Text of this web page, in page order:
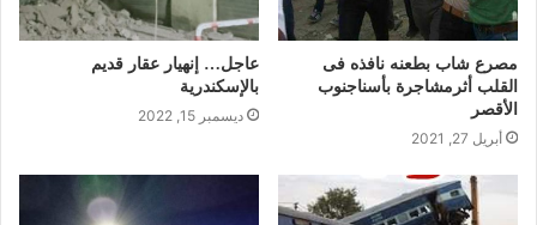
مصرع شاب بطعنه نافذه فى
القلب أثرمشاجرة بأسناجنوب
الأقصر
أبريل 27, 2021
عاجل… إنهيار عقار قديم
بالإسكندرية
ديسمبر 15, 2022